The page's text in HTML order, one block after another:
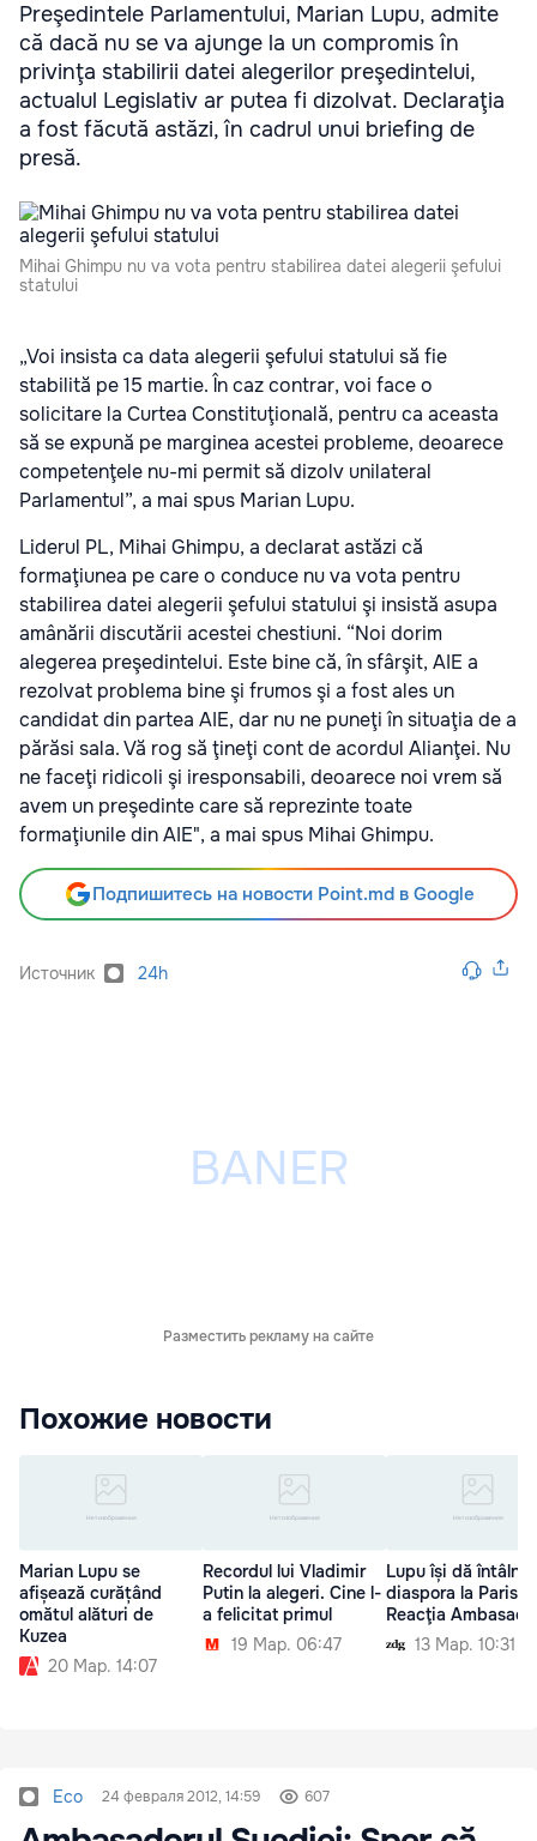
Preşedintele Parlamentului, Marian Lupu, admite
că dacă nu se va ajunge la un compromis în
privinţa stabilirii datei alegerilor preşedintelui,
actualul Legislativ ar putea fi dizolvat. Declaraţia
a fost făcută astăzi, în cadrul unui briefing de
presă.
Mihai Ghimpu nu va vota pentru stabilirea datei alegerii şefului
statului
„Voi insista ca data alegerii şefului statului să fie
stabilită pe 15 martie. În caz contrar, voi face o
solicitare la Curtea Constituţională, pentru ca aceasta
să se expună pe marginea acestei probleme, deoarece
competenţele nu-mi permit să dizolv unilateral
Parlamentul”, a mai spus Marian Lupu.
Liderul PL, Mihai Ghimpu, a declarat astăzi că
formaţiunea pe care o conduce nu va vota pentru
stabilirea datei alegerii şefului statului şi insistă asupa
amânării discutării acestei chestiuni. “Noi dorim
alegerea preşedintelui. Este bine că, în sfârşit, AIE a
rezolvat problema bine şi frumos şi a fost ales un
candidat din partea AIE, dar nu ne puneţi în situaţia de a
părăsi sala. Vă rog să ţineţi cont de acordul Alianţei. Nu
ne faceţi ridicoli şi iresponsabili, deoarece noi vrem să
avem un preşedinte care să reprezinte toate
formaţiunile din AIE", a mai spus Mihai Ghimpu.
Подпишитесь на новости Point.md в Google
Источник 24h
Разместить рекламу на сайте
Похожие новости
Marian Lupu se
afișează curățând
omătul alături de
Kuzea
20 Мар. 14:07
Recordul lui Vladimir
Putin la alegeri. Cine l-
a felicitat primul
19 Мар. 06:47
Lupu își dă
diaspora la Paris.
Reacţia
13 Мар. 10:31
Eco 24 февраля 2012, 14:59 607